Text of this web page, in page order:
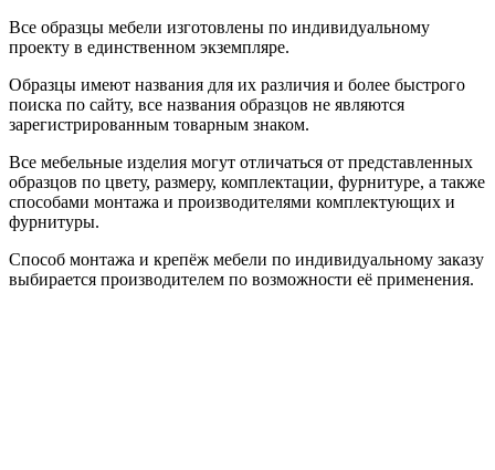
Все образцы мебели изготовлены по индивидуальному
проекту в единственном экземпляре.
Образцы имеют названия для их различия и более быстрого
поиска по сайту, все названия образцов не являются
зарегистрированным товарным знаком.
Все мебельные изделия могут отличаться от представленных
образцов по цвету, размеру, комплектации, фурнитуре, а также
способами монтажа и производителями комплектующих и
фурнитуры.
Способ монтажа и крепёж мебели по индивидуальному заказу
выбирается производителем по возможности её применения.